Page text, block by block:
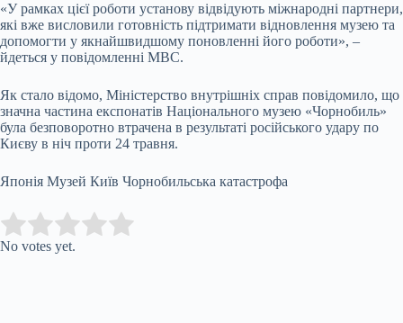
«У рамках цієї роботи установу відвідують міжнародні партнери,
які вже висловили готовність підтримати відновлення музею та
допомогти у якнайшвидшому поновленні його роботи», –
йдеться у повідомленні МВС.
Як стало відомо, Міністерство внутрішніх справ повідомило, що
значна частина експонатів Національного музею «Чорнобиль»
була безповоротно втрачена в результаті російського удару по
Києву в ніч проти 24 травня.
Японія Музей Київ Чорнобильська катастрофа
Rate this item:
No votes yet.